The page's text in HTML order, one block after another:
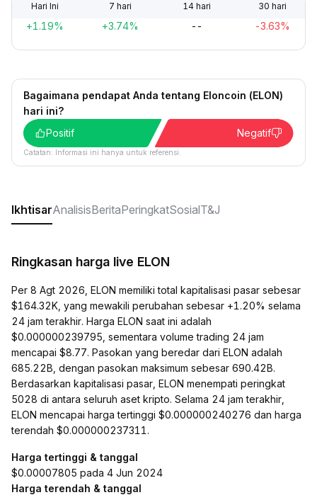
Hari Ini 7 hari 14 hari 30 hari
+1.19% +3.74% -- -3.63%
Bagaimana pendapat Anda tentang Eloncoin (ELON)
hari ini?
Positif
Negatif
Catatan: Informasi ini hanya untuk referensi.
IkhtisarAnalisisBeritaPeringkatSosialT&J
Ringkasan harga live ELON
Per 8 Agt 2026, ELON memiliki total kapitalisasi pasar sebesar
$164.32K, yang mewakili perubahan sebesar +1.20% selama
24 jam terakhir. Harga ELON saat ini adalah
$0.000000239795, sementara volume trading 24 jam
mencapai $8.77. Pasokan yang beredar dari ELON adalah
685.22B, dengan pasokan maksimum sebesar 690.42B.
Berdasarkan kapitalisasi pasar, ELON menempati peringkat
5028 di antara seluruh aset kripto. Selama 24 jam terakhir,
ELON mencapai harga tertinggi $0.000000240276 dan harga
terendah $0.000000237311.
Harga tertinggi & tanggal
$0.00007805 pada 4 Jun 2024
Harga terendah & tanggal